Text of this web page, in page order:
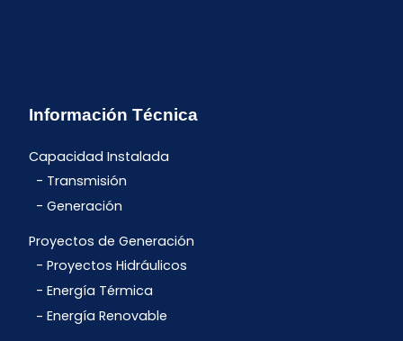
Información Técnica
Capacidad Instalada
Transmisión
Generación
Proyectos de Generación
Proyectos Hidráulicos
Energía Térmica
Energía Renovable